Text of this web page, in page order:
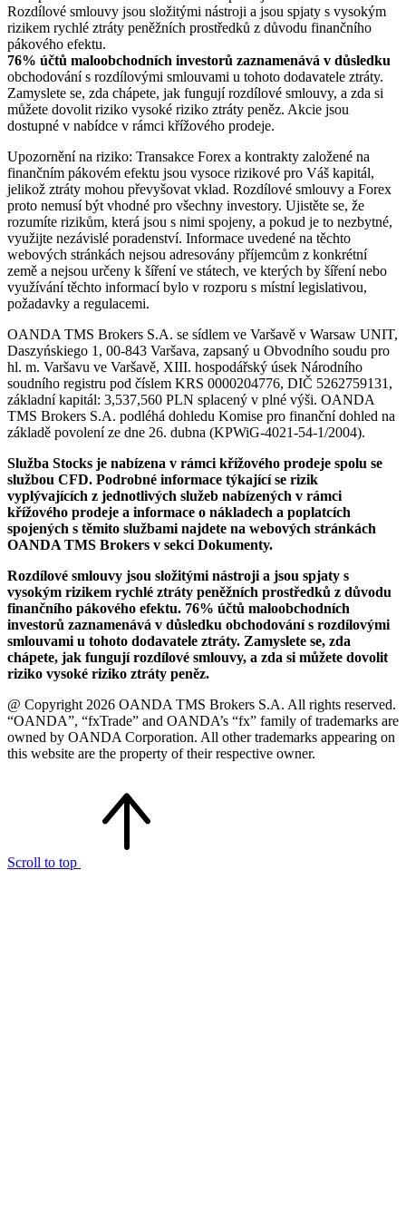
Rozdílové smlouvy jsou složitými nástroji a jsou spjaty s vysokým
rizikem rychlé ztráty peněžních prostředků z důvodu finančního
pákového efektu.
76% účtů maloobchodních investorů zaznamenává v důsledku
obchodování s rozdílovými smlouvami u tohoto dodavatele ztráty.
Zamyslete se, zda chápete, jak fungují rozdílové smlouvy, a zda si
můžete dovolit riziko vysoké riziko ztráty peněz. Akcie jsou
dostupné v nabídce v rámci křížového prodeje.
Upozornění na riziko: Transakce Forex a kontrakty založené na
finančním pákovém efektu jsou vysoce rizikové pro Váš kapitál,
jelikož ztráty mohou převyšovat vklad. Rozdílové smlouvy a Forex
proto nemusí být vhodné pro všechny investory. Ujistěte se, že
rozumíte rizikům, která jsou s nimi spojeny, a pokud je to nezbytné,
využijte nezávislé poradenství. Informace uvedené na těchto
webových stránkách nejsou adresovány příjemcům z konkrétní
země a nejsou určeny k šíření ve státech, ve kterých by šíření nebo
využívání těchto informací bylo v rozporu s místní legislativou,
požadavky a regulacemi.
OANDA TMS Brokers S.A. se sídlem ve Varšavě v Warsaw UNIT,
Daszyńskiego 1, 00-843 Varšava, zapsaný u Obvodního soudu pro
hl. m. Varšavu ve Varšavě, XIII. hospodářský úsek Národního
soudního registru pod číslem KRS 0000204776, DIČ 5262759131,
základní kapitál: 3,537,560 PLN splacený v plné výši. OANDA
TMS Brokers S.A. podléhá dohledu Komise pro finanční dohled na
základě povolení ze dne 26. dubna (KPWiG-4021-54-1/2004).
Služba Stocks je nabízena v rámci křížového prodeje spolu se
službou CFD. Podrobné informace týkající se rizik
vyplývajících z jednotlivých služeb nabízených v rámci
křížového prodeje a informace o nákladech a poplatcích
spojených s těmito službami najdete na webových stránkách
OANDA TMS Brokers v sekci Dokumenty.
Rozdílové smlouvy jsou složitými nástroji a jsou spjaty s
vysokým rizikem rychlé ztráty peněžních prostředků z důvodu
finančního pákového efektu. 76% účtů maloobchodních
investorů zaznamenává v důsledku obchodování s rozdílovými
smlouvami u tohoto dodavatele ztráty. Zamyslete se, zda
chápete, jak fungují rozdílové smlouvy, a zda si můžete dovolit
riziko vysoké riziko ztráty peněz.
@ Copyright 2026 OANDA TMS Brokers S.A. All rights reserved.
“OANDA”, “fxTrade” and OANDA’s “fx” family of trademarks are
owned by OANDA Corporation. All other trademarks appearing on
this website are the property of their respective owner.
Scroll to top